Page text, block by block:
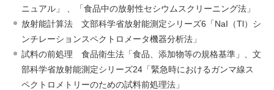
ニュアル」 、「食品中の放射性セシウムスクリーニング法」
放射能計算法 文部科学省放射能測定シリーズ6「NaI（Tl）シ
ンチレーションスペクトロメータ機器分析法」
試料の前処理 食品衛生法「食品、添加物等の規格基準」、文
部科学省放射能測定シリーズ24「緊急時におけるガンマ線ス
ペクトロメトリーのための試料前処理法」